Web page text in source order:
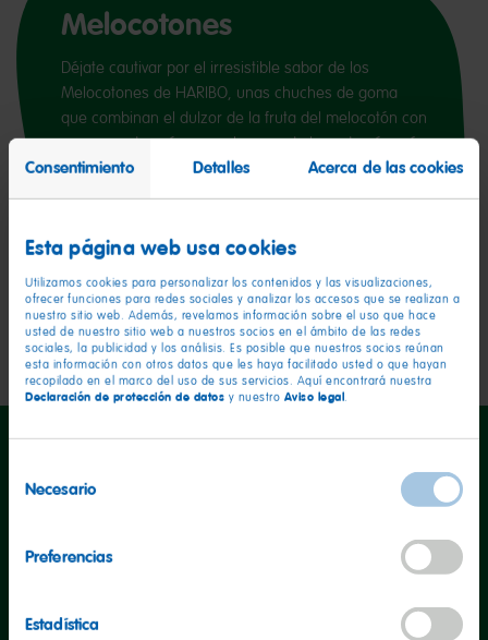
Consentimiento Detalles Acerca de las cookies
Esta página web usa cookies
Utilizamos cookies para personalizar los contenidos y las visualizaciones,
ofrecer funciones para redes sociales y analizar los accesos que se realizan a
nuestro sitio web. Además, revelamos información sobre el uso que hace
usted de nuestro sitio web a nuestros socios en el ámbito de las redes
sociales, la publicidad y los análisis. Es posible que nuestros socios reúnan
esta información con otros datos que les haya facilitado usted o que hayan
recopilado en el marco del uso de sus servicios. Aquí encontrará nuestra
Declaración de protección de datos y nuestro Aviso legal.
deNecesario
Preferencias
Estadística
Melocotones
Déjate cautivar por el irresistible sabor de los
Melocotones de HARIBO, unas chuches de goma
que combinan el dulzor de la fruta del melocotón con
una capa de azúcar que hace cada bocado aún más
especial. Con su atractivo color rojo y naranja, estas
apetitosa.
Información nutricional por 100 g
351kcal